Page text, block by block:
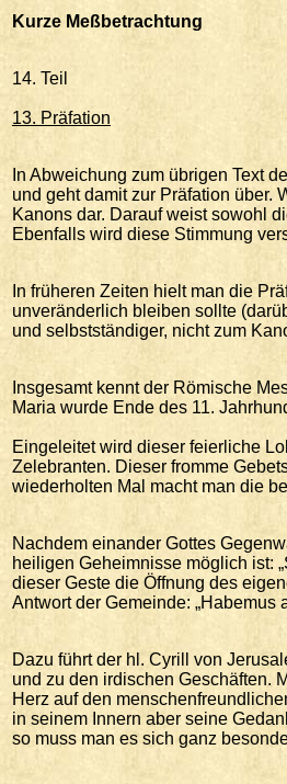
Kurze Meßbetrachtung
14. Teil
13. Präfation
In Abweichung zum übrigen Text
und geht damit zur Präfation über.
Kanons dar. Darauf weist sowohl
Ebenfalls wird diese Stimmung
In früheren Zeiten hielt man die
unveränderlich bleiben sollte
und selbstständiger, nicht zum
Insgesamt kennt der Römische
Maria wurde Ende des 11.
Eingeleitet wird dieser feierliche
Zelebranten. Dieser fromme
wiederholten Mal macht man die
Nachdem einander Gottes
heiligen Geheimnisse möglich ist:
dieser Geste die Öffnung des
Antwort der Gemeinde: „Habemus
Dazu führt der hl. Cyrill von
und zu den irdischen Geschäften.
Herz auf den
in seinem Innern aber seine
so muss man es sich ganz